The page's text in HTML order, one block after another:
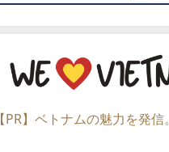
【PR】ベトナムの魅力を発信。